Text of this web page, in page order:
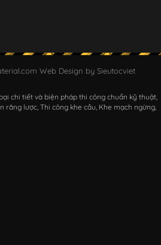
Web Design by Sieutocviet
chi tiết và biện pháp thi công chuẩn kỹ thuật
răng lược Thi công khe cầu Khe mạch ngừng